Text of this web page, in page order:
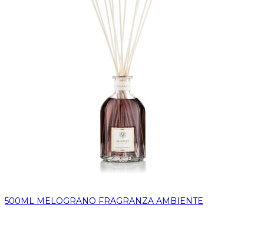
500ML MELOGRANO FRAGRANZA AMBIENTE